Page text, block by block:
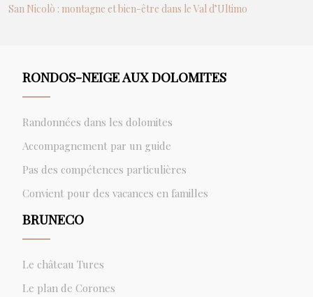
San Nicolò : montagne et bien-être dans le Val d’Ultimo
RONDOS-NEIGE AUX DOLOMITES
Randonnées dans les dolomites
Accompagnement par un guide
Pas des compétences particulières
Convient pour des vacances en familles
BRUNECO
Le château Tures
Le plan de Corones